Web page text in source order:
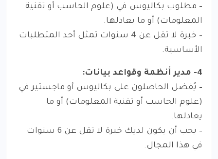
– مطلوب بكاليوس في (علوم الحاسب أو تقنية
المعلومات) أو ما يعادلها.
– خبرة لا تقل عن 4 سنوات تمثل أحد المتطلبات
الأساسية.
4- مدير أنظمة وقواعد بيانات:
– يُفضل الحاصلون على بكاليوس أو ماجستير في
(علوم الحاسب أو تقنية المعلومات) أو ما
يعادلها.
– يجب أن يكون لديك خبرة لا تقل عن 6 سنوات
في هذا المجال.